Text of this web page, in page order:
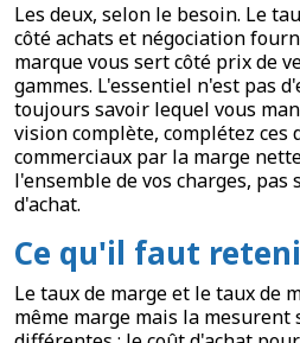
Les deux, selon le besoin. Le
côté achats et négociation
marque vous sert côté prix de
gammes. L'essentiel n'est pas
toujours savoir lequel vous
vision complète, complétez ces
commerciaux par la marge
l'ensemble de vos charges, pas
d'achat.
Ce qu'il faut
Le taux de marge et le taux de
même marge mais la mesurent